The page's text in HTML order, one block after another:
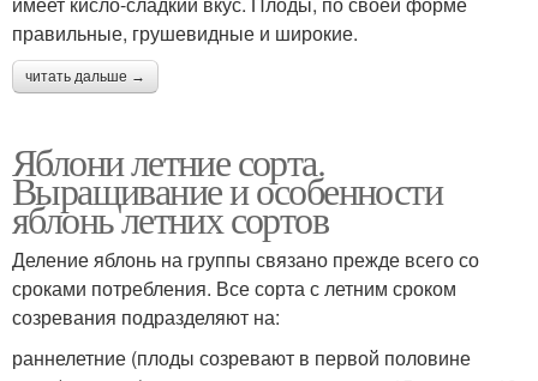
правильные, грушевидные и широкие.
читать дальше →
Яблони летние сорта.
Выращивание и особенности
яблонь летних сортов
Деление яблонь на группы связано прежде всего со
сроками потребления. Все сорта с летним сроком
созревания подразделяют на:
раннелетние (плоды созревают в первой половине